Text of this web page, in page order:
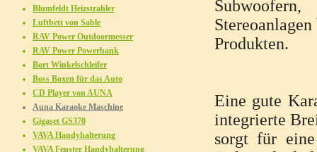
Produkten.
Eine gute
integrierte
sorgt für
Blumfeldt Heizstrahler
Luftbett von Sable
RAV Power Outdoormesser
RAV Power Powerbank
Bort Winkelschleifer
Boss Boxen für das Auto
CD Player von AUNA
Auna Karaoke Maschine
Gigaset GS370
VAVA Handyhalterung
VAVA Fenster Handyhalterung